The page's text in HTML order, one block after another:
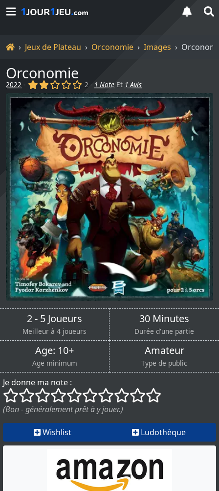
Accueil
Jeux de Plateau Orconomie Images
Orconomie
2022 - (x) (x) () () ()
2 - 1 Note Et 1 Avis
2 - 5 Joueurs
Meilleur à 4 joueurs
30 Minutes
Durée d'une partie
Age: 10+
Age minimum
Amateur
Type de public
Je donne ma note :
()
() () () () () () () ()
()
(Bon - généralement prêt à y jouer.)
Wishlist Ludothèque